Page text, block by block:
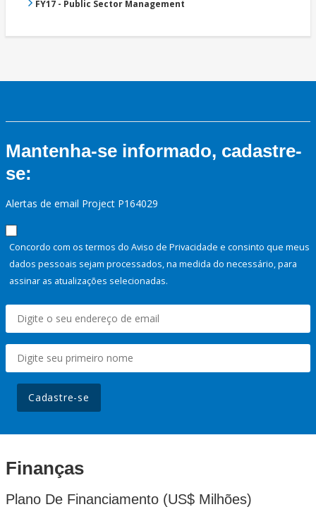
FY17 - Public Sector Management
Mantenha-se informado, cadastre-
se:
Alertas de email Project P164029
Concordo com os termos do Aviso de Privacidade e consinto que meus
dados pessoais sejam processados, na medida do necessário, para
assinar as atualizações selecionadas.
Cadastre-se
Finanças
Plano De Financiamento (US$ Milhões)